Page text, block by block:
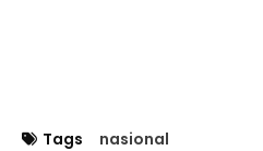
Tags nasional